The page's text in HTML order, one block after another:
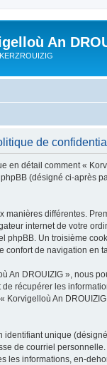
An
de
en détail comment «
(désigné ci-après
manières différentes.
internet de votre
phpBB. Un troisième
confort de navigation en
An DROUIZIG », nous
récupérer les
Korvigelloù An
identifiant unique
de courriel
les informations, en-